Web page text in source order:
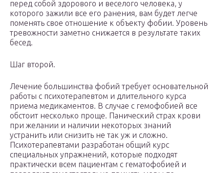
перед собой здорового и веселого человека, у
которого зажили все его ранения, вам будет легче
поменять свое отношение к объекту фобии. Уровень
тревожности заметно снижается в результате таких
бесед.
Шаг второй.
Лечение большинства фобий требует основательной
работы с психотерапевтом и длительного курса
приема медикаментов. В случае с гемофобией все
обстоит несколько проще. Панический страх крови
при желании и наличии некоторых знаний
устранить или снизить не так уж и сложно.
Психотерапевтами разработан общий курс
специальных упражнений, которые подходят
практически всем пациентам с гематофобией и